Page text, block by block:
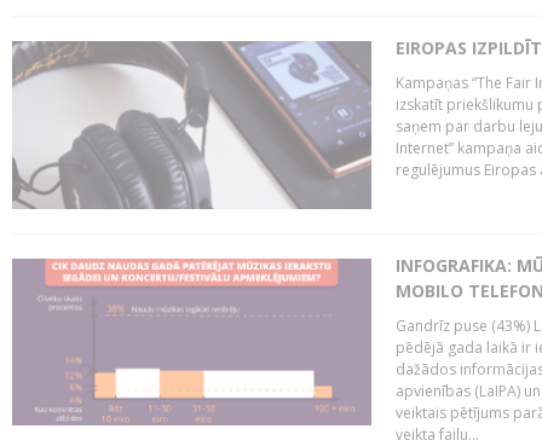
EIROPAS
Kampaņas “The
izskatīt priekšlikumu
saņem par darbu
Internet” kampaņa
regulējumus
INFOGRAFIKA:
MOBILO
Gandrīz puse (43%)
pēdējā gada laikā ir
dažādos
apvienības (LaIPA)
veiktais pētījums
veikta failu...